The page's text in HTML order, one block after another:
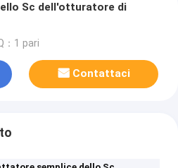
Sc dell'otturatore di
：1 pari
Contattaci